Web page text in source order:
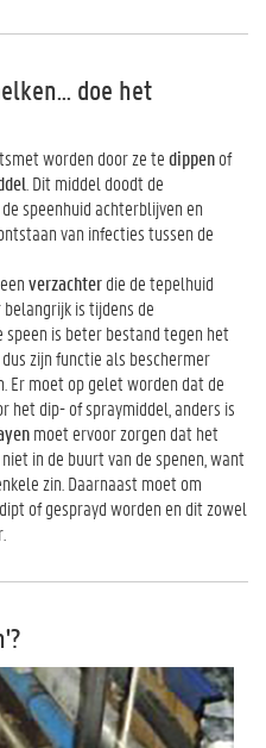
doe het
worden door ze tedippenof
. Dit middel doodt de
speenhuid achterblijven en
van infecties tussen de
verzachterdie de tepelhuid
is tijdens de
is beter bestand tegen het
zijn functie als beschermer
Er moet op gelet worden dat de
het dip- of spraymiddel, anders is
moet ervoor zorgen dat het
in de buurt van de spenen, want
zin. Daarnaast moet om
of gesprayd worden en dit zowel